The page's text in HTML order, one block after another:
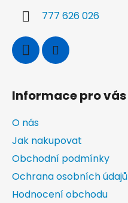
777 626 026
Informace pro vás
O nás
Jak nakupovat
Obchodní podmínky
Ochrana osobních údajů
Hodnocení obchodu